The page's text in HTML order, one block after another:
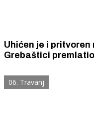
Uhićen je i pritvoren
Grebaštici
06. Travanj